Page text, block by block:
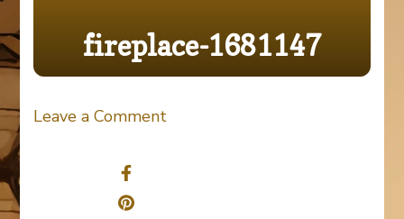
fireplace-1681147
Leave a Commenton